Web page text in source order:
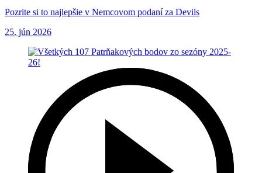
Pozrite si to najlepšie v Nemcovom podaní za Devils
25. jún 2026